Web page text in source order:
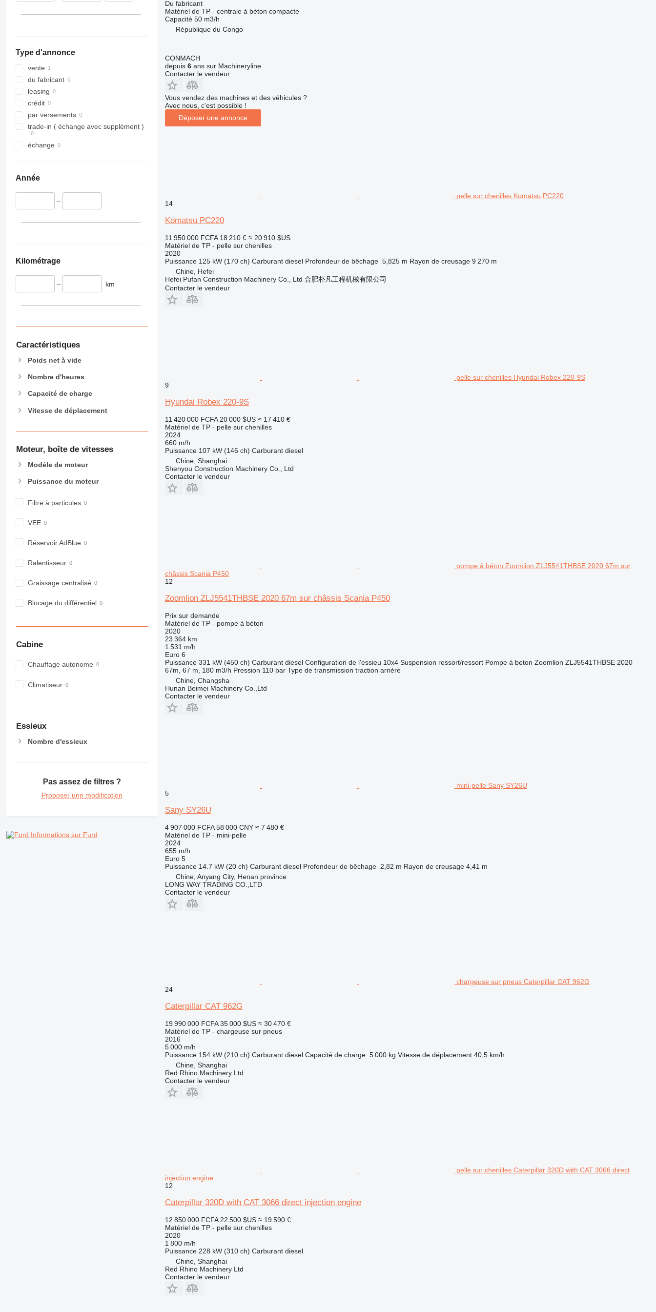
317
318
319
320
321
322
323
325
340
374
390
428
430
444
906
908
910
920
926
930
938
953
962
966
980
988
AP
CB
E-series
F-series
MH
457
8008
8018
8025
8026
8030
8035
JS
VMT
E-series
Liftlux
Pecolift
R-series
Toucan
Type d'annonce
vente
du fabricant
leasing
crédit
par versements
trade-in ( échange avec supplément )
échange
Année
–
Kilométrage
– km
Caractéristiques
Poids net à vide
Nombre d'heures
Capacité de charge
Vitesse de déplacement
Moteur, boîte de vitesses
Modèle de moteur
Puissance du moteur
Filtre à particules
VEE
Réservoir AdBlue
Ralentisseur
Graissage centralisé
Blocage du différentiel
Cabine
Chauffage autonome
Climatiseur
Essieux
Nombre d'essieux
Pas assez de filtres ?
Proposer une modification
Informations sur Furd
Du fabricant
Matériel de TP - centrale à béton compacte
Capacité 50 m3/h
République du Congo
CONMACH
depuis 6ans sur Machineryline
Contacter le vendeur
Vous vendez des machines et des véhicules ?
Avec nous, c'est possible !
Déposer une annonce
pelle sur chenilles Komatsu PC220
14
Komatsu PC220
11 950 000 FCFA 18 210 € ≈ 20 910 $US
Matériel de TP - pelle sur chenilles
2020
Puissance 125 kW (170 ch) Carburant diesel Profondeur de bêchage 5,825 m Rayon de creusage 9 270 m
Chine, Hefei
Hefei Pufan Construction Machinery Co., Ltd 合肥朴凡工程机械有限公司
Contacter le vendeur
pelle sur chenilles Hyundai Robex 220-9S
9
Hyundai Robex 220-9S
11 420 000 FCFA 20 000 $US ≈ 17 410 €
Matériel de TP - pelle sur chenilles
2024
660 m/h
Puissance 107 kW (146 ch) Carburant diesel
Chine, Shanghai
Shenyou Construction Machinery Co., Ltd
Contacter le vendeur
pompe à béton Zoomlion ZLJ5541THBSE 2020 67m sur
châssis Scania P450
12
Zoomlion ZLJ5541THBSE 2020 67m sur châssis Scania P450
Prix sur demande
Matériel de TP - pompe à béton
2020
23 364 km
1 531 m/h
Euro 6
Puissance 331 kW (450 ch) Carburant diesel Configuration de l'essieu 10x4 Suspension ressort/ressort Pompe à beton Zoomlion ZLJ5541THBSE 2020
67m, 67 m, 180 m3/h Pression 110 bar Type de transmission traction arrière
Chine, Changsha
Hunan Beimei Machinery Co.,Ltd
Contacter le vendeur
mini-pelle Sany SY26U
5
Sany SY26U
4 907 000 FCFA 58 000 CNY ≈ 7 480 €
Matériel de TP - mini-pelle
2024
655 m/h
Euro 5
Puissance 14.7 kW (20 ch) Carburant diesel Profondeur de bêchage 2,82 m Rayon de creusage 4,41 m
Chine, Anyang City, Henan province
LONG WAY TRADING CO.,LTD
Contacter le vendeur
chargeuse sur pneus Caterpillar CAT 962G
24
Caterpillar CAT 962G
19 990 000 FCFA 35 000 $US ≈ 30 470 €
Matériel de TP - chargeuse sur pneus
2016
5 000 m/h
Puissance 154 kW (210 ch) Carburant diesel Capacité de charge 5 000 kg Vitesse de déplacement 40,5 km/h
Chine, Shanghai
Red Rhino Machinery Ltd
Contacter le vendeur
pelle sur chenilles Caterpillar 320D with CAT 3066 direct
injection engine
12
Caterpillar 320D with CAT 3066 direct injection engine
12 850 000 FCFA 22 500 $US ≈ 19 590 €
Matériel de TP - pelle sur chenilles
2020
1 800 m/h
Puissance 228 kW (310 ch) Carburant diesel
Chine, Shanghai
Red Rhino Machinery Ltd
Contacter le vendeur